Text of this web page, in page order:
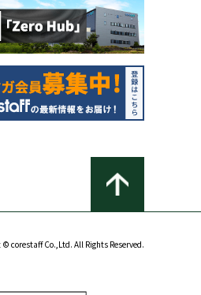
corestaff Co.,Ltd. All Rights Reserved.